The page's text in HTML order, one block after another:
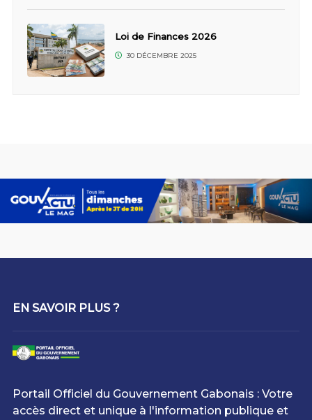
Loi de Finances 2026
30 DÉCEMBRE 2025
EN SAVOIR PLUS ?
Portail Officiel du Gouvernement Gabonais : Votre
accès direct et unique à l'information publique et